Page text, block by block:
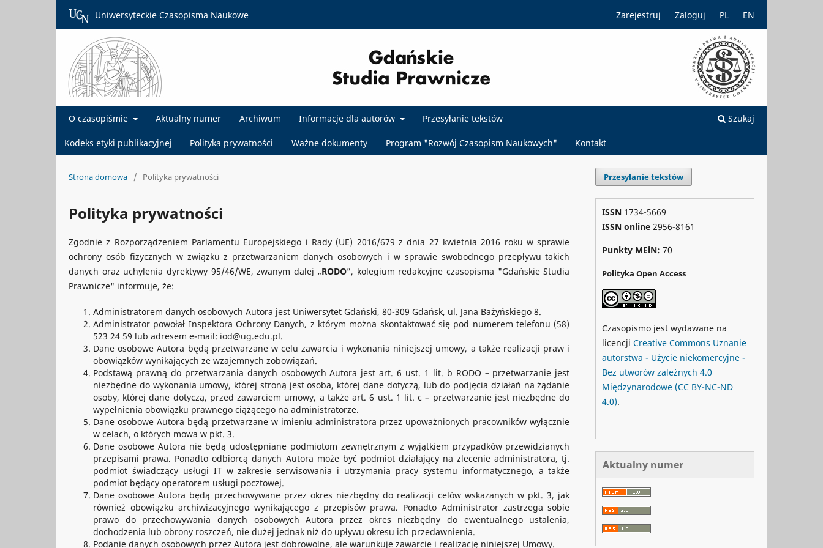
O czasopiśmie Aktualny numer Archiwum Informacje dla autorów Przesyłanie tekstów
Kodeks etyki publikacyjnej Polityka prywatności Ważne dokumenty Program "Rozwój Czasopism Naukowych" Kontakt
Szukaj
Zarejestruj Zaloguj PL EN
Uniwersyteckie Czasopisma Naukowe
Strona domowa / Polityka prywatności
Polityka prywatności
Zgodnie z Rozporządzeniem Parlamentu Europejskiego i Rady (UE) 2016/679 z dnia 27 kwietnia 2016 roku w sprawie
ochrony osób fizycznych w związku z przetwarzaniem danych osobowych i w sprawie swobodnego przepływu takich
danych oraz uchylenia dyrektywy 95/46/WE, zwanym dalej „RODO”, kolegium redakcyjne czasopisma "Gdańskie Studia
Prawnicze" informuje, że:
Administratorem danych osobowych Autora jest Uniwersytet Gdański, 80-309 Gdańsk, ul. Jana Bażyńskiego 8.
Administrator powołał Inspektora Ochrony Danych, z którym można skontaktować się pod numerem telefonu (58)
523 24 59 lub adresem e-mail: iod@ug.edu.pl.
Dane osobowe Autora będą przetwarzane w celu zawarcia i wykonania niniejszej umowy, a także realizacji praw i
obowiązków wynikających ze wzajemnych zobowiązań.
Podstawą prawną do przetwarzania danych osobowych Autora jest art. 6 ust. 1 lit. b RODO – przetwarzanie jest
niezbędne do wykonania umowy, której stroną jest osoba, której dane dotyczą, lub do podjęcia działań na żądanie
osoby, której dane dotyczą, przed zawarciem umowy, a także art. 6 ust. 1 lit. c – przetwarzanie jest niezbędne do
wypełnienia obowiązku prawnego ciążącego na administratorze.
Dane osobowe Autora będą przetwarzane w imieniu administratora przez upoważnionych pracowników wyłącznie
w celach, o których mowa w pkt. 3.
Dane osobowe Autora nie będą udostępniane podmiotom zewnętrznym z wyjątkiem przypadków przewidzianych
przepisami prawa. Ponadto odbiorcą danych Autora może być podmiot działający na zlecenie administratora, tj.
podmiot świadczący usługi IT w zakresie serwisowania i utrzymania pracy systemu informatycznego, a także
podmiot będący operatorem usługi pocztowej.
Dane osobowe Autora będą przechowywane przez okres niezbędny do realizacji celów wskazanych w pkt. 3, jak
również obowiązku archiwizacyjnego wynikającego z przepisów prawa. Ponadto Administrator zastrzega sobie
prawo do przechowywania danych osobowych Autora przez okres niezbędny do ewentualnego ustalenia,
dochodzenia lub obrony roszczeń, nie dużej jednak niż do upływu okresu ich przedawnienia.
Podanie danych osobowych przez Autora jest dobrowolne, ale warunkuje zawarcie i realizację niniejszej Umowy.
Przesyłanie tekstów
ISSN 1734-5669
ISSN online 2956-8161
Punkty MEiN: 70
Polityka Open Access
Czasopismo jest wydawane na
licencji Creative Commons Uznanie
autorstwa - Użycie niekomercyjne -
Bez utworów zależnych 4.0
Międzynarodowe (CC BY-NC-ND
4.0).
Aktualny numer